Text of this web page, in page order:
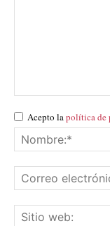
Acepto lapolítica de